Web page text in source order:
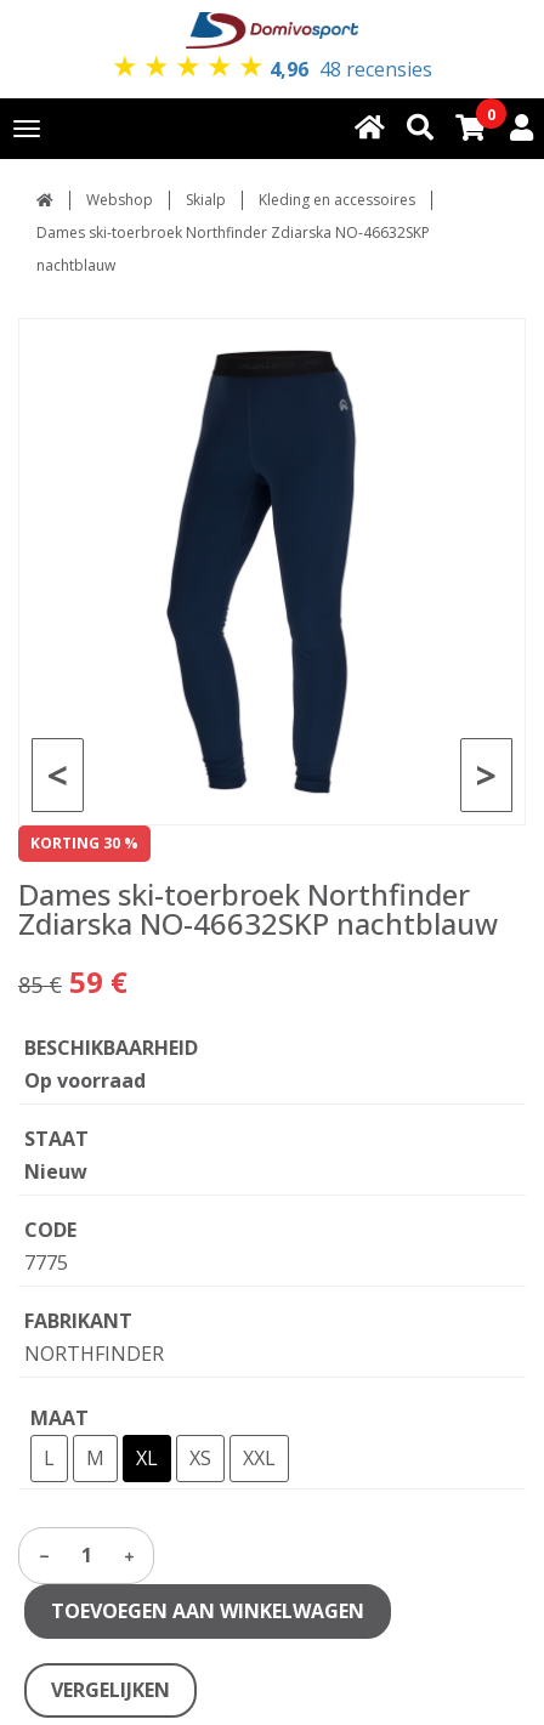
★ ★ ★ ★ ★ 4,96 48 recensies
Toggle
navigation
0
Webshop Skialp
Kleding en accessoires
Dames ski-toerbroek Northfinder Zdiarska NO-46632SKP
nachtblauw
>
<
KORTING 30 %
Dames ski-toerbroek Northfinder
Zdiarska NO-46632SKP nachtblauw
85 € 59 €
BESCHIKBAARHEID
Op voorraad
STAAT
Nieuw
CODE
7775
FABRIKANT
NORTHFINDER
MAAT
L
M XL XS XXL
1
TOEVOEGEN AAN WINKELWAGEN
VERGELIJKEN